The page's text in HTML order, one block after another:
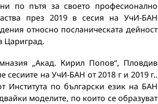
по пътя за своето професионално
през 2019 в сесия на УчИ-БАН
относно посланическата дейност
Цариград.
„Акад. Кирил Попов“, Пловдив
сесиите на УчИ-БАН от 2018 г и 2019 г..
Института по български език на БАН
моделите, по които се образуват